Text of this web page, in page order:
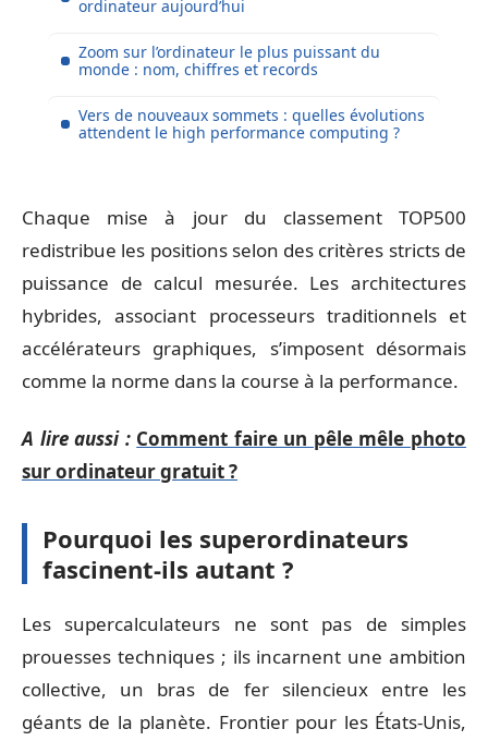
ordinateur aujourd’hui
Zoom sur l’ordinateur le plus puissant du
monde : nom, chiffres et records
Vers de nouveaux sommets : quelles évolutions
attendent le high performance computing ?
Chaque mise à jour du classement TOP500
redistribue les positions selon des critères stricts de
puissance de calcul mesurée. Les architectures
hybrides, associant processeurs traditionnels et
accélérateurs graphiques, s’imposent désormais
comme la norme dans la course à la performance.
A lire aussi : Comment faire un pêle mêle photo
sur ordinateur gratuit ?
Pourquoi les superordinateurs
fascinent-ils autant ?
Les supercalculateurs ne sont pas de simples
prouesses techniques ; ils incarnent une ambition
collective, un bras de fer silencieux entre les
géants de la planète. Frontier pour les États-Unis,